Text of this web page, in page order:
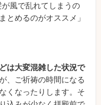
風で乱れてしまうの
とめるのがオススメ」
は大変混雑した状況で
、ご祈祷の時間になる
くなったりします。そ